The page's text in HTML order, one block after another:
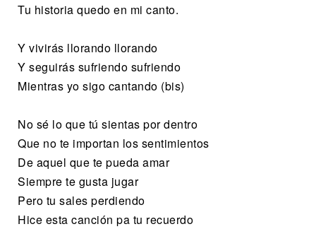
Tu historia quedo en mi canto.
Y vivirás llorando llorando
Y seguirás sufriendo sufriendo
Mientras yo sigo cantando (bis)
No sé lo que tú sientas por dentro
Que no te importan los sentimientos
De aquel que te pueda amar
Siempre te gusta jugar
Pero tu sales perdiendo
Hice esta canción pa tu recuerdo